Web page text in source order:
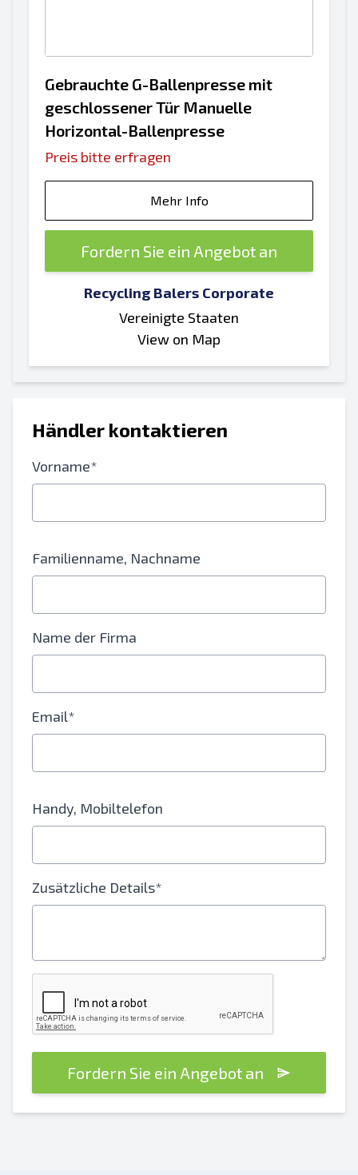
Gebrauchte G-Ballenpresse mit
geschlossener Tür Manuelle
Horizontal-Ballenpresse
Preis bitte erfragen
Mehr Info
Fordern Sie ein Angebot an
Recycling Balers Corporate
Vereinigte Staaten
View on Map
Händler kontaktieren
Vorname*
Familienname, Nachname
Name der Firma
Email*
Handy, Mobiltelefon
Zusätzliche Details*
Fordern Sie ein Angebot an